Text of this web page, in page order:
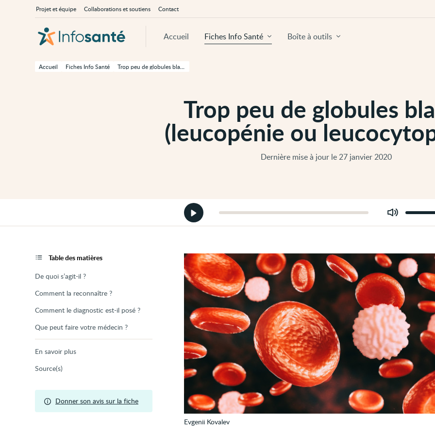
Trop peu de globules
(leucopénie ou
Dernière mise à jour le 27 janvier 2020
Accueil Fiches Info Santé Trop peu de globules blancs (leucopénie ou leucocytopénie)
principale
Accueil Fiches Info Santé Boîte à outils
À
propos
Projet et équipe Collaborations et soutiens Contact
Démarrer
la
version
page
Modifier
volume
Evgenii Kovalev
Table des matières
De quoi s’agit-il ?
Comment la reconnaître ?
Comment le diagnostic est-il posé ?
Que peut faire votre médecin ?
En savoir plus
Source(s)
Donner son avis sur la fiche